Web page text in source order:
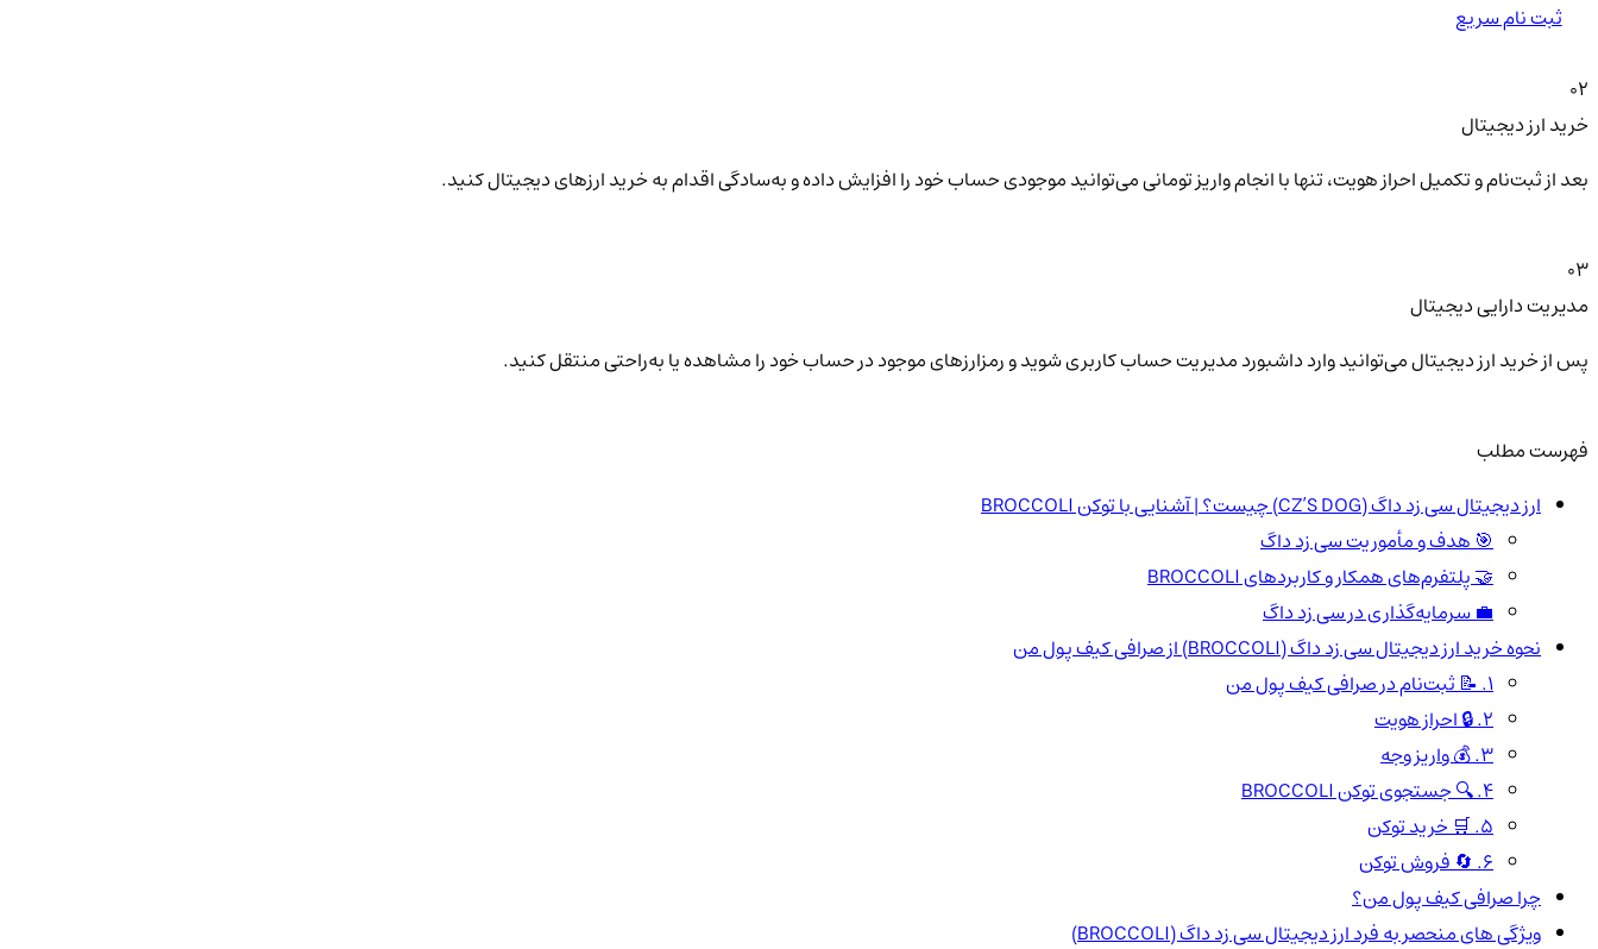
ثبت نام سریع
02
خرید ارز دیجیتال
بعد از ثبت‌نام و تکمیل احراز هویت، تنها با انجام واریز تومانی می‌توانید موجودی حساب خود را افزایش داده و به‌سادگی اقدام به خرید ارزهای دیجیتال کنید.
03
مدیریت دارایی دیجیتال
پس از خرید ارز دیجیتال می‌توانید وارد داشبورد مدیریت حساب کاربری شوید و رمزارزهای موجود در حساب خود را مشاهده یا به‌راحتی منتقل کنید.
فهرست مطلب
ارز دیجیتال سی زد داگ (CZ’S DOG) چیست؟ | آشنایی با توکن BROCCOLI
🎯 هدف و مأموریت سی زد داگ
🤝 پلتفرم‌های همکار و کاربردهای BROCCOLI
💼 سرمایه‌گذاری در سی زد داگ
نحوه خرید ارز دیجیتال سی زد داگ (BROCCOLI) از صرافی کیف پول من
1. 📝 ثبت‌نام در صرافی کیف پول من
2. 🔒 احراز هویت
3. 💰 واریز وجه
4. 🔍 جستجوی توکن BROCCOLI
5. 🛒 خرید توکن
6. 🔄 فروش توکن
چرا صرافی کیف پول من؟
ویژگی های منحصر به فرد ارز دیجیتال سی زد داگ (BROCCOLI)